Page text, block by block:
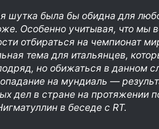
шутка была бы обидна для
Особенно учитывая, что мы
отбираться на чемпионат
тема для итальянцев,
но обижаться в данном
на мундиаль —
дел в стране на протяжении
в беседе с RT.